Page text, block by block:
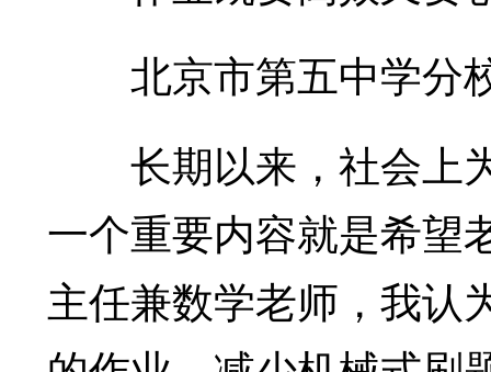
北京市第五中学分
长期以来，社会上为
一个重要内容就是希望
主任兼数学老师，我认